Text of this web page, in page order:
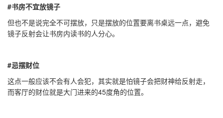
#书房不宜放镜子
但也不是说完全不可摆放，只是摆放的位置要离书桌远一点，避免
镜子反射会让书房内读书的人分心。
#忌摆财位
这点一般应该不会有人会犯，其实就是怕镜子会把财神给反射走，
而客厅的财位就是大门进来的45度角的位置。